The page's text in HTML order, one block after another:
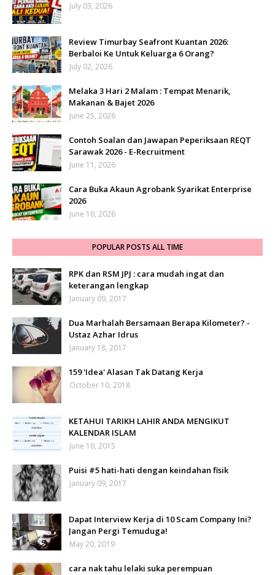
July 03, 2026
Review Timurbay Seafront Kuantan 2026:
Berbaloi Ke Untuk Keluarga 6 Orang?
July 02, 2026
Melaka 3 Hari 2 Malam : Tempat Menarik,
Makanan & Bajet 2026
June 25, 2026
Contoh Soalan dan Jawapan Peperiksaan REQT
Sarawak 2026 - E-Recruitment
June 11, 2026
Cara Buka Akaun Agrobank Syarikat Enterprise
2026
June 10, 2026
POPULAR POSTS ALL TIME
RPK dan RSM JPJ : cara mudah ingat dan
keterangan lengkap
January 09, 2017
Dua Marhalah Bersamaan Berapa Kilometer? -
Ustaz Azhar Idrus
January 18, 2017
159 'Idea' Alasan Tak Datang Kerja
October 10, 2018
KETAHUI TARIKH LAHIR ANDA MENGIKUT
KALENDAR ISLAM
June 10, 2015
Puisi #5 hati-hati dengan keindahan fisik
January 09, 2017
Dapat Interview Kerja di 10 Scam Company Ini?
Jangan Pergi Temuduga!
May 20, 2019
cara nak tahu lelaki suka perempuan